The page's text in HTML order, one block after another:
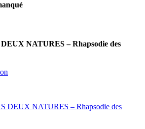
NATURES – Rhapsodie des